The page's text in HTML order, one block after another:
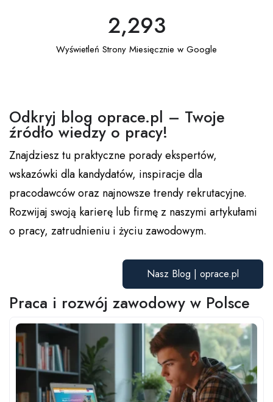
Wyświetleń Strony Miesięcznie w Google
2,293
Odkryj blog oprace.pl – Twoje
źródło wiedzy o pracy!
Znajdziesz tu praktyczne porady ekspertów,
wskazówki dla kandydatów, inspiracje dla
pracodawców oraz najnowsze trendy rekrutacyjne.
Rozwijaj swoją karierę lub firmę z naszymi artykułami
o pracy, zatrudnieniu i życiu zawodowym.
Nasz Blog | oprace.pl
Praca i rozwój zawodowy w Polsce